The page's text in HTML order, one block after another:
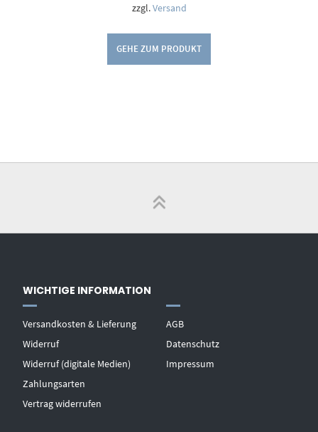
zzgl.Versand
GEHE ZUM PRODUKT
WICHTIGE INFORMATION
Versandkosten & Lieferung
Widerruf
Widerruf (digitale Medien)
Zahlungsarten
Vertrag widerrufen
AGB
Datenschutz
Impressum